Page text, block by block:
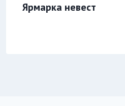
Ярмарка невест